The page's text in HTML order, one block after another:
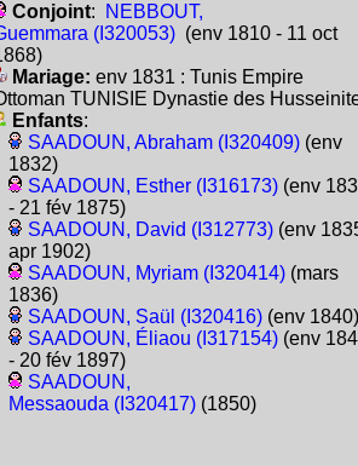
Conjoint:
NEBBOUT,
(I320053)(env 1810 - 11 oct
Mariage: env 1831 : Tunis Empire
TUNISIE Dynastie des
Enfants:
SAADOUN, Abraham (I320409)(env
1832)
SAADOUN, Esther (I316173)(env
- 21 fév 1875)
SAADOUN, David (I312773)(env
apr 1902)
SAADOUN, Myriam (I320414)(mars
1836)
SAADOUN, Saül (I320416)(env 1840)
SAADOUN, Éliaou (I317154)(env
- 20 fév 1897)
SAADOUN,
Messaouda (I320417)(1850)